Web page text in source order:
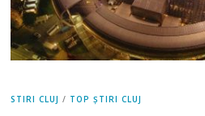
STIRI CLUJ / TOP ȘTIRI CLUJ